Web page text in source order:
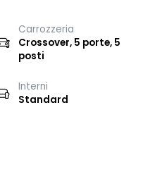
Carrozzeria
Crossover, 5 porte, 5
posti
Interni
Standard